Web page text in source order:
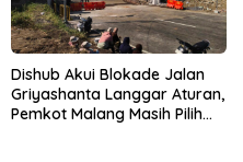
Dishub Akui Blokade Jalan
Griyashanta Langgar Aturan,
Pemkot Malang Masih Pilih